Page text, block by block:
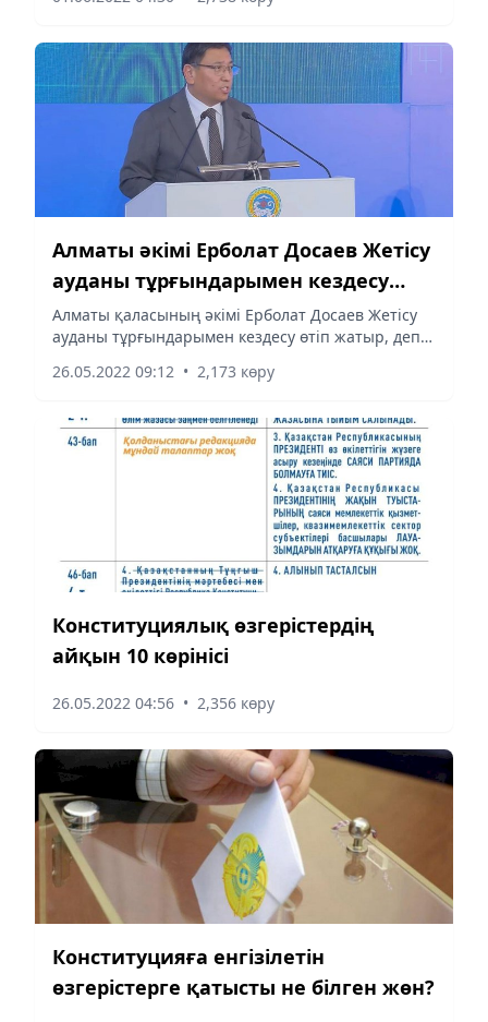
Алматы әкімі Ерболат Досаев Жетісу
ауданы тұрғындарымен кездесу
өткізіп жатыр
Алматы қаласының әкімі Ерболат Досаев Жетісу
ауданы тұрғындарымен кездесу өтіп жатыр, деп
26.05.2022 09:12 • 2,173 көру
Конституциялық өзгерістердің
айқын 10 көрінісі
26.05.2022 04:56 • 2,356 көру
Конституцияға енгізілетін
өзгерістерге қатысты не білген жөн?